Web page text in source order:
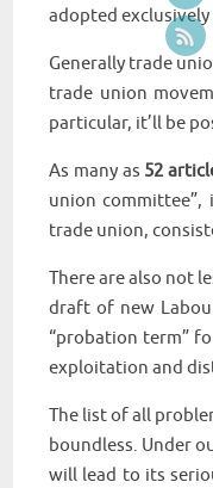
adopted
Generally trade
trade union
particular, it’ll be
As many as 52
union
trade union,
There are also not
draft of new
“probation term”
exploitation and
The list of all
boundless. Under
will lead to its